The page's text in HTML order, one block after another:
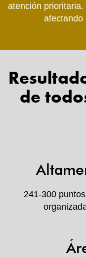
atención
afectando
de
241-300